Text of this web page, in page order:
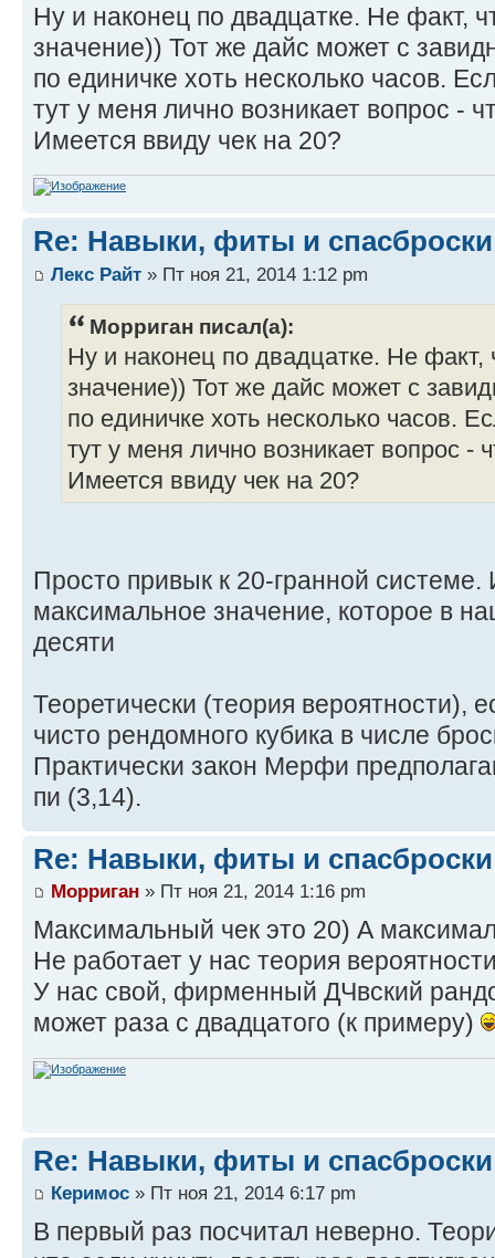
Ну и наконец по двадцатке. Не факт,
значение)) Тот же дайс может с
по единичке хоть несколько часов.
тут у меня лично возникает вопрос -
Имеется ввиду чек на 20?
Re: Навыки, фиты и спасброски
Лекс Райт » Пт ноя 21, 2014 1:12 pm
Морриган писал(а):
Ну и наконец по двадцатке. Не
значение)) Тот же дайс может с
по единичке хоть несколько часов.
тут у меня лично возникает вопрос -
Имеется ввиду чек на 20?
Просто привык к 20-гранной системе.
максимальное значение, которое в
десяти
Теоретически (теория вероятности),
чисто рендомного кубика в числе
Практически закон Мерфи
пи (3,14).
Re: Навыки, фиты и спасброски
Морриган » Пт ноя 21, 2014 1:16 pm
Максимальный чек это 20) А
Не работает у нас теория
У нас свой, фирменный ДЧвский
может раза с двадцатого (к примеру)
Re: Навыки, фиты и спасброски
Керимос » Пт ноя 21, 2014 6:17 pm
В первый раз посчитал неверно.